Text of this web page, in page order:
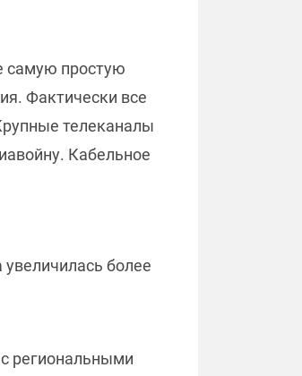
самую простую
Фактически все
телеканалы
Кабельное
более
региональными